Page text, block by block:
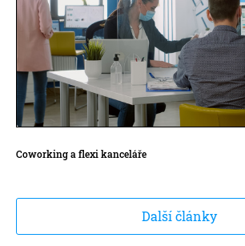
Coworking a flexi kanceláře
Další články